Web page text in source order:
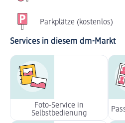
Parkplätze (kostenlos)
Services in diesem dm-Markt
Foto-Service in
Selbstbedienung